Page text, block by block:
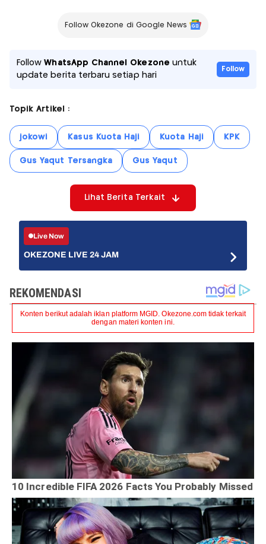
Follow Okezone di Google News
FollowWhatsApp Channel Okezone untuk
update berita terbaru setiap hari
Follow
Topik Artikel :
jokowi Kasus Kuota Haji Kuota Haji KPK
Gus Yaqut Tersangka Gus Yaqut
Lihat Berita Terkait
Live Now
OKEZONE LIVE 24 JAM